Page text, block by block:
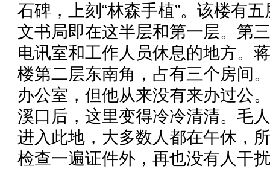
石碑，上刻“林森手植”。该楼有
文书局即在这半层和第一层。第
电讯室和工作人员休息的地方。
楼第二层东南角，占有三个房间
办公室，但他从来没有来办过公
溪口后，这里变得冷冷清清。毛
进入此地，大多数人都在午休，
检查一遍证件外，再也没有人干